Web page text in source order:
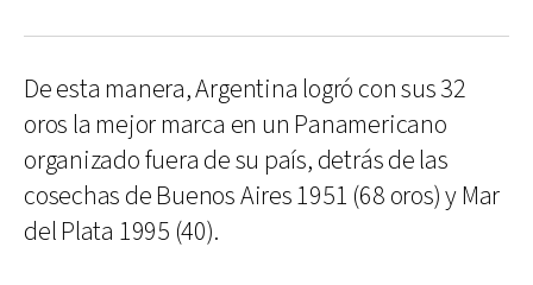
De esta manera, Argentina logró con sus 32
oros la mejor marca en un Panamericano
organizado fuera de su país, detrás de las
cosechas de Buenos Aires 1951 (68 oros) y Mar
del Plata 1995 (40).